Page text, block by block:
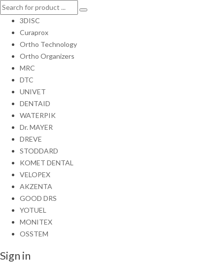
3DISC
Curaprox
Ortho Technology
Ortho Organizers
MRC
DTC
UNIVET
DENTAID
WATERPIK
Dr. MAYER
DREVE
STODDARD
KOMET DENTAL
VELOPEX
AKZENTA
GOOD DRS
YOTUEL
MONITEX
OSSTEM
Sign in